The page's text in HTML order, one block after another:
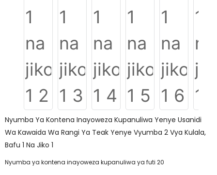
Nyumba Ya Kontena Inayoweza Kupanuliwa Yenye Usanidi
Wa Kawaida Wa Rangi Ya Teak Yenye Vyumba 2 Vya Kulala,
Bafu 1 Na Jiko 1
Nyumba ya kontena inayoweza kupanuliwa ya futi 20